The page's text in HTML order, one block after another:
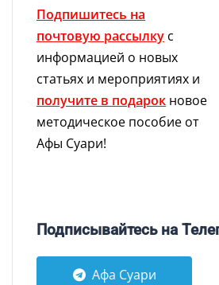
Подпишитесь на
почтовую рассылку с
информацией о новых
статьях и мероприятиях и
получите в подарок новое
методическое пособие от
Афы Суари!
Подписывайтесь на
Афа Суари